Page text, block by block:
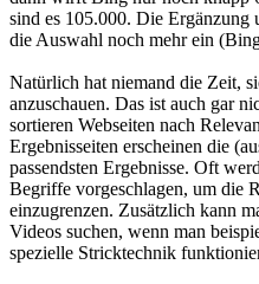
sind es 105.000. Die Ergänzung
die Auswahl noch mehr ein
Natürlich hat niemand die Zeit,
anzuschauen. Das ist auch gar
sortieren Webseiten nach
Ergebnisseiten erscheinen die
passendsten Ergebnisse. Oft
Begriffe vorgeschlagen, um die
einzugrenzen. Zusätzlich kann
Videos suchen, wenn man
spezielle Stricktechnik